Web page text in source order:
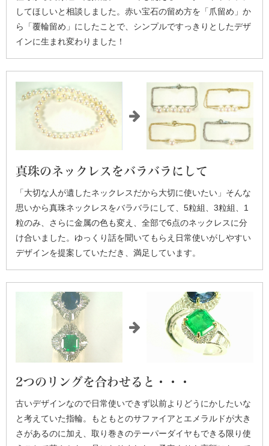
してほしいと相談しました。赤い宝石の留め方を「爪留め」か
ら「覆輪留め」にしたことで、シンプルですっきりとしたデザ
インに生まれ変わりました！
真珠のネックレスをバラバラにして
「大切な人が遺したネックレスだから大切に使いたい」そんな
思いから真珠ネックレスをバラバラにして、5粒組、3粒組、1
粒のみ、さらに金属の色も変え、全部で6点のネックレスに分
け合いました。ゆっくり話を聞いてもらえ日常使いがしやすい
デザインを提案していただき、満足しています。
2つのリングを合わせると・・・
古いデザインなので日常使いできず以前よりどうにかしたいな
と考えていた指輪。もともとのサファイアとエメラルドが大き
さがあるのに加え、取り巻きのテーパーダイヤもできる限り使